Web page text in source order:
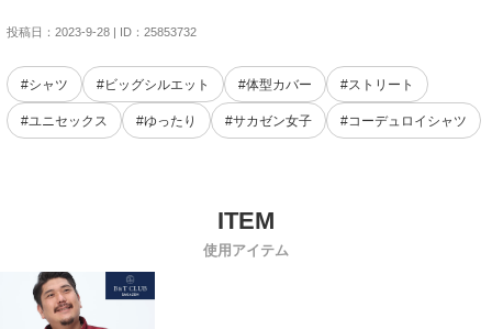
投稿日：2023-9-28 | ID：25853732
#シャツ #ビッグシルエット #体型カバー #ストリート
#ユニセックス #ゆったり #サカゼン女子 #コーデュロイシャツ
使用アイテム